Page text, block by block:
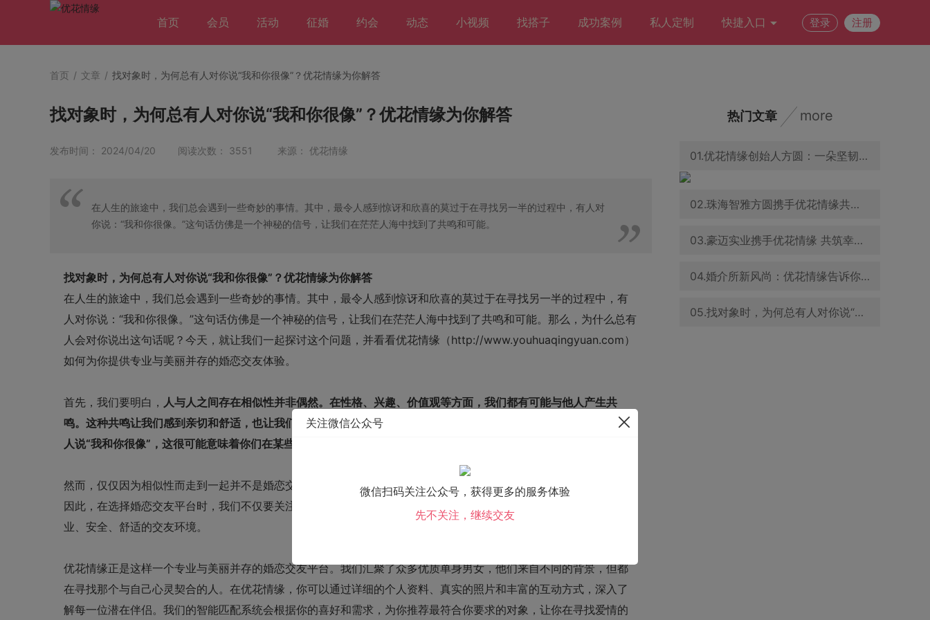
首页 会员 活动 征婚 约会 动态 小视频 找搭子 成功案例 私人定制 快捷入口 登录 注册
首页 / 文章 / 找对象时，为何总有人对你说“我和你很像”？优花情缘为你解答
找对象时，为何总有人对你说“我和你很像”？优花情缘为你解答
发布时间： 2024/04/20 阅读次数： 3551 来源： 优花情缘
在人生的旅途中，我们总会遇到一些奇妙的事情。其中，最令人感到惊讶和欣喜的莫过于在寻找另一半的过程中，有人对
你说：“我和你很像。”这句话仿佛是一个神秘的信号，让我们在茫茫人海中找到了共鸣和可能。
找对象时，为何总有人对你说“我和你很像”？优花情缘为你解答
在人生的旅途中，我们总会遇到一些奇妙的事情。其中，最令人感到惊讶和欣喜的莫过于在寻找另一半的过程中，有
人对你说：“我和你很像。”这句话仿佛是一个神秘的信号，让我们在茫茫人海中找到了共鸣和可能。那么，为什么总有
人会对你说出这句话呢？今天，就让我们一起探讨这个问题，并看看优花情缘（http://www.youhuaqingyuan.com）
如何为你提供专业与美丽并存的婚恋交友体验。
首先，我们要明白， 人与人之间存在相似性并非偶然。在性格、兴趣、价值观等方面，我们都有可能与他人产生共
鸣。这种共鸣让我们感到亲切和舒适，也让我们更容易与他人建立深入的联系。因此，当你在找对象的过程中遇到有
人说“我和你很像”，这很可能意味着你们在某些方面有着共同之处，这使得你们更容易相互理解和接纳。
然而，仅仅因为相似性而走到一起并不是婚恋交友的全部。真正的爱情需要建立在相互尊重、信任和支持的基础上。
因此，在选择婚恋交友平台时，我们不仅要关注平台上的用户是否与自己有相似性，还要关注平台是否能够提供专
业、安全、舒适的交友环境。
优花情缘正是这样一个专业与美丽并存的婚恋交友平台。我们汇聚了众多优质单身男女，他们来自不同的背景，但都
在寻找那个与自己心灵契合的人。在优花情缘，你可以通过详细的个人资料、真实的照片和丰富的互动方式，深入了
解每一位潜在伴侣。我们的智能匹配系统会根据你的喜好和需求，为你推荐最符合你要求的对象，让你在寻找爱情的
热门文章 more
01.优花情缘创始人方圆：一朵坚韧之花，在婚恋交友领域绽放
02.珠海智雅方圆携手优花情缘共促青年婚恋交友事业发展
03.豪迈实业携手优花情缘 共筑幸福家庭与企业文化新篇章
04.婚介所新风尚：优花情缘告诉你，怎样的穿着能吸引异性目光
05.找对象时，为何总有人对你说“我和你很像”？优花情缘为你解答
关注微信公众号
微信扫码关注公众号，获得更多的服务体验
先不关注，继续交友